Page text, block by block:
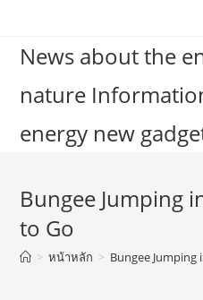
contentNews about the
nature
energy new
Bungee Jumping
to Go
> หน้าหลัก > Bungee Jumping